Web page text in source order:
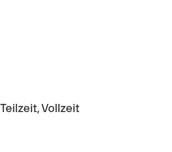
Teilzeit, Vollzeit